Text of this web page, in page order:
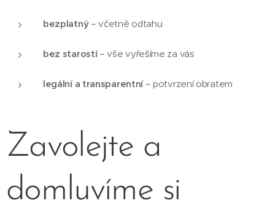
bezplatný– včetně odtahu
bez starostí– vše vyřešíme za vás
legální a transparentní– potvrzení obratem
Zavolejte a
domluvíme si